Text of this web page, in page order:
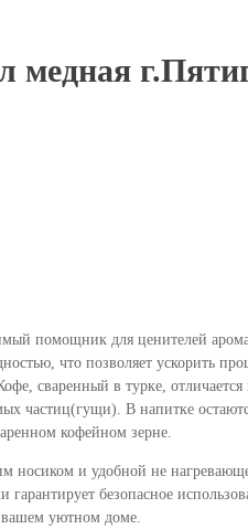
медная
помощник для ценителей
что позволяет ускорить
сваренный в турке,
частиц(гущи). В напитке
кофейном зерне.
носиком и удобной не
безопасное
уютном доме.